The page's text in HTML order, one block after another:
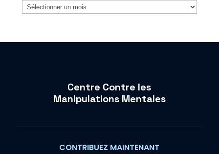
Archives
Centre Contre les
Manipulations Mentales
CONTRIBUEZ MAINTENANT